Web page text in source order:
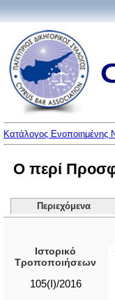
Κατάλογος Ενοποιημένης
Ο περί
Περιεχόμενα
Ιστορικό
Τροποποιήσεων
105(I)/2016